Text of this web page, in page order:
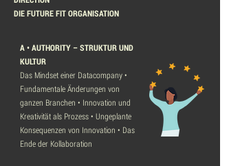
DIE FUTURE FIT ORGANISATION
A • AUTHORITY – STRUKTUR UND
KULTUR
Das Mindset einer Datacompany •
Fundamentale Änderungen von
ganzen Branchen • Innovation und
Kreativität als Prozess • Ungeplante
Konsequenzen von Innovation • Das
Ende der Kollaboration